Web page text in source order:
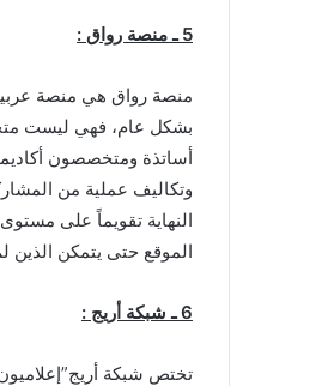
5 ـ منصة رواق :
منصة رواق هي منصة عربية
بشكل عام، فهي ليست
أساتذة ومتخصصون
وتكاليف عملية من
النهاية تقويماً على
الموقع حتى يتمكن الذين
6 ـ شبكة أريج :
تختص شبكة